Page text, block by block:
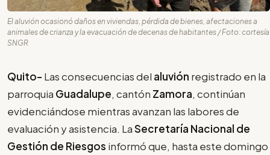
El aluvión ocasionó daños en viviendas, pérdida de bienes, afectaciones a
animales de crianza y la evacuación de decenas de habitantes / Foto: cortesía
SNGR
Quito- Las consecuencias del aluvión registrado en la
parroquia Guadalupe, cantón Zamora, continúan
evidenciándose mientras avanzan las labores de
evaluación y asistencia. LaSecretaría Nacional de
Gestión de Riesgos informó que, hasta este domingo